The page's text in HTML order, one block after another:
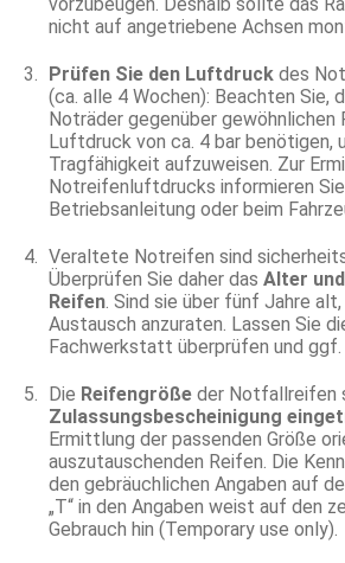
nicht auf angetriebene Achsen
Prüfen Sie den Luftdruck des
(ca. alle 4 Wochen): Beachten Sie,
Noträder gegenüber gewöhnlichen
Luftdruck von ca. 4 bar benötigen,
Tragfähigkeit aufzuweisen. Zur
Notreifenluftdrucks informieren
Betriebsanleitung oder beim
Veraltete Notreifen sind
Überprüfen Sie daher das Alter
Reifen . Sind sie über fünf Jahre
Austausch anzuraten. Lassen Sie
Fachwerkstatt überprüfen und ggf.
Die Reifengröße der Notfallreifen
Zulassungsbescheinigung
Ermittlung der passenden Größe
auszutauschenden Reifen. Die
den gebräuchlichen Angaben auf
„T“ in den Angaben weist auf den
Gebrauch hin (Temporary use only).